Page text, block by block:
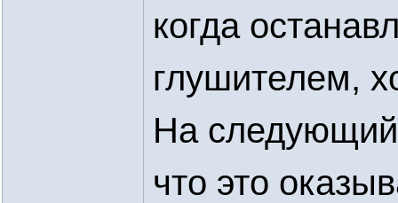
когда
глушителем,
На
что это